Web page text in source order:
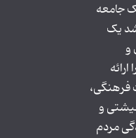
جامعه
یک
و
فرهنگی،
و
مردم